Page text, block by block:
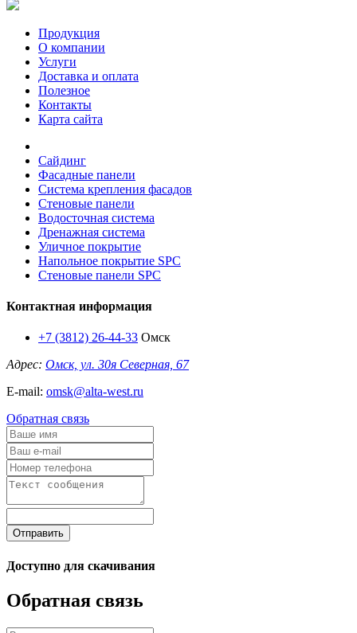
Продукция
О компании
Услуги
Доставка и оплата
Полезное
Контакты
Карта сайта
Сайдинг
Фасадные панели
Система крепления фасадов
Стеновые панели
Водосточная система
Дренажная система
Уличное покрытие
Напольное покрытие SPC
Стеновые панели SPC
Контактная информация
+7 (3812) 26-44-33 Омск
Адрес: Омск, ул. 30я Северная, 67
E-mail: omsk@alta-west.ru
Обратная связь
Отправить
Доступно для скачивания
Обратная связь